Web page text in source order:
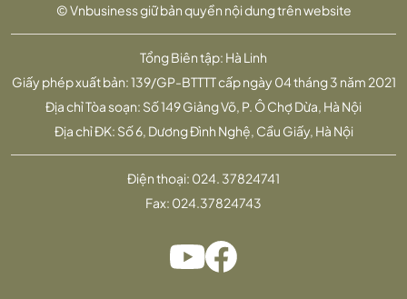
Tổng Biên tập: Hà Linh
Giấy phép xuất bản: 139/GP-BTTTT cấp ngày 04 tháng 3 năm 2021
Địa chỉ Tòa soạn: Số 149 Giảng Võ, P. Ô Chợ Dừa, Hà Nội
Địa chỉ ĐK: Số 6, Dương Đình Nghệ, Cầu Giấy, Hà Nội
© Vnbusiness giữ bản quyền nội dung trên website
Điện thoại: 024. 37824741
Fax: 024.37824743